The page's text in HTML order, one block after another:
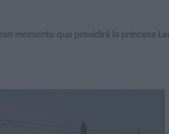
momento que presidirá la princesa